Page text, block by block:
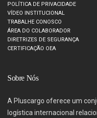
POLÍTICA DE PRIVACIDADE
VÍDEO INSTITUCIONAL
TRABALHE CONOSCO
ÁREA DO COLABORADOR
DIRETRIZES DE SEGURANÇA
CERTIFICAÇÃO OEA
Sobre Nós
A Pluscargo oferece um
logística internacional